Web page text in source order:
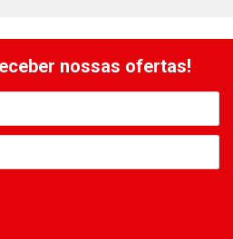
nossas ofertas!